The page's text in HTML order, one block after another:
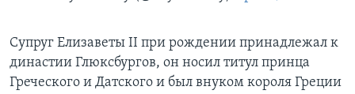
Супруг Елизаветы II при рождении принадлежал к
династии Глюксбургов, он носил титул принца
Греческого и Датского и был внуком короля Греции